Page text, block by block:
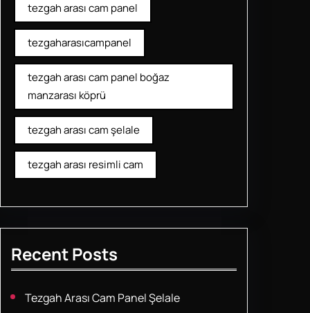
tezgah arası cam panel
tezgaharasıcampanel
tezgah arası cam panel boğaz
manzarası köprü
tezgah arası cam şelale
tezgah arası resimli cam
Recent Posts
Tezgah Arası Cam Panel Şelale